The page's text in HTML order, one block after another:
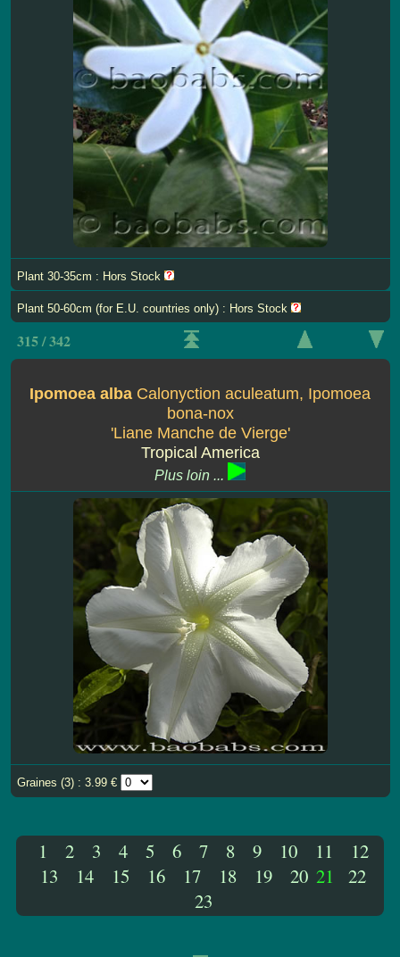
Plant 30-35cm : Hors Stock
Plant 50-60cm (for E.U. countries only) : Hors Stock
315 / 342
Ipomoea alba Calonyction aculeatum, Ipomoea
bona-nox
'Liane Manche de Vierge'
Tropical America
Plus loin ...
Graines (3) : 3.99 €
1 2 3 4 5 6 7 8 9 10 11
12
13
14 15 16 17 18 19 20 21
22
23